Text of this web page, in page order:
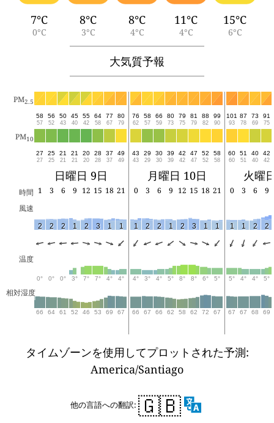
7°C
0°C
8°C
3°C
8°C
4°C
11°C
4°C
15°C
6°C
大気質予報
PM2.5
58
57
56
52
50
43
45
40
55
42
64
58
77
67
80
79
76
62
58
57
66
59
80
73
79
75
81
79
88
82
99
90
101
93
87
78
73
69
91
75
PM10
27
27
25
25
21
21
21
21
20
20
28
28
37
37
49
49
43
43
29
29
30
30
39
39
42
42
47
47
52
52
58
58
60
60
51
51
40
40
42
42
日曜日 9日 月曜日 10日 火曜
時間 1 3 6 9 12 15 18 21 0 3 6 9 12 15 18 21 0 3 6
9
風速
2 2 2 1 2 3 1 1 1 2 2 1 2 3 1 1 1 1 2 2
温度
0° 0° 0° 3° 7° 7° 4° 4° 4° 3° 4° 5° 8° 8° 6° 5° 5° 4° 4° 5°
相対湿度
66 64 61 52 46 53 69 67 66 67 66 62 58 62 72 67 67 67 68 69
タイムゾーンを使用してプロットされた予測:
America/Santiago
他の言語への翻訳: 🇬🇧